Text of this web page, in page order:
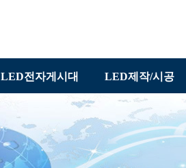
LED전자게시대 LED제작/시공